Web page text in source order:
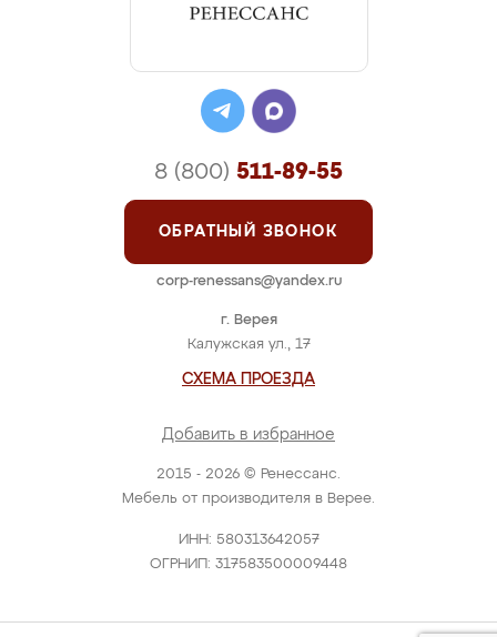
2015 - 2026 © Ренессанс.
Мебель от производителя в Верее.
ИНН: 580313642057
ОГРНИП: 317583500009448
г. Верея
Калужская ул., 17
СХЕМА ПРОЕЗДА
Добавить в избранное
8 (800) 511-89-55
ОБРАТНЫЙ ЗВОНОК
corp-renessans@yandex.ru